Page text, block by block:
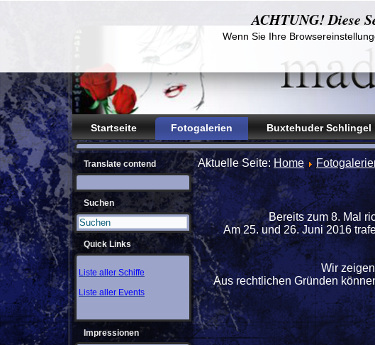
Startseite Fotogalerien Buxtehuder Schlingel
ACHTUNG! Diese
Wenn Sie Ihre
Translate contend
Suchen
Quick Links
Liste aller Schiffe
Liste aller Events
Impressionen
Aktuelle Seite: Home
Bereits zum 8. Mal
Am 25. und 26. Juni 2016
Wir
Aus rechtlichen Gründen